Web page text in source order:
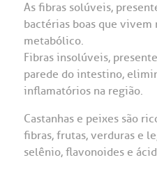
As fibras solúveis,
bactérias boas que
metabólico.
Fibras insolúveis,
parede do intestino,
inflamatórios na região.
Castanhas e peixes são
fibras, frutas, verduras e
selênio, flavonoides e